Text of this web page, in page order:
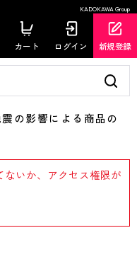
KADOKAWA Group
カート ログイン 新規登録
の影響による商品の
ないか、アクセス権限が